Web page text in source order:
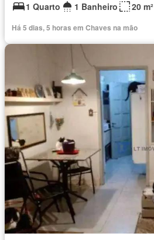
1 Quarto
1 Banheiro 20 m²
Há 5 dias, 5 horas em Chaves na mão